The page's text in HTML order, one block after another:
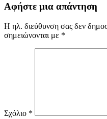
Αφήστε μια απάντηση
Η ηλ. διεύθυνση σας δεν
σημειώνονται με *
Σχόλιο *